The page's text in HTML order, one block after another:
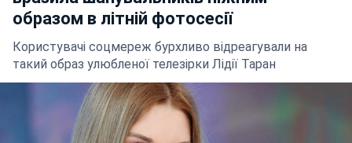
образом в літній фотосесії
Користувачі соцмереж бурхливо відреагували на
такий образ улюбленої телезірки Лідії Таран